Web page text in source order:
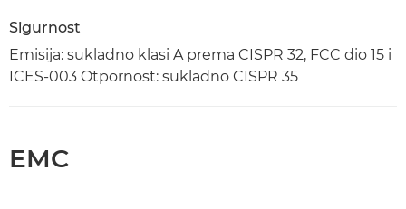
Sigurnost
Emisija: sukladno klasi A prema CISPR 32, FCC dio 15 i
ICES-003 Otpornost: sukladno CISPR 35
EMC